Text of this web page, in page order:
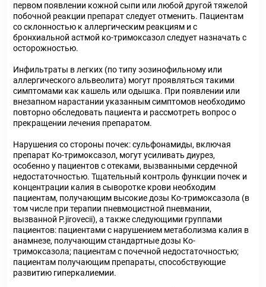
первом появлении кожной сыпи или любой другой тяжелой
побочной реакции препарат следует отменить. Пациентам
со склонностью к аллергическим реакциям и с
бронхиальной астмой ко-тримоксазол следует назначать с
осторожностью.
Инфильтраты в легких (по типу эозинофильному или
аллергического альвеолита) могут проявляться такими
симптомами как кашель или одышка. При появлении или
внезапном нарастании указанным симптомов необходимо
повторно обследовать пациента и рассмотреть вопрос о
прекращении лечения препаратом.
Нарушения со стороны почек: сульфонамиды, включая
препарат Ко-тримоксазол, могут усиливать диурез,
особенно у пациентов с отеками, вызванными сердечной
недостаточностью. Тщательный контроль функции почек и
концентрации калия в сыворотке крови необходим
пациентам, получающим высокие дозы Ко-тримоксазола (в
том числе при терапии пневмоцистной пневмании,
вызванной P.jirovecii), а также следующими группами
пациентов: пациентами с нарушением метаболизма калия в
анамнезе, получающим стандартные дозы Ко-
тримоксазола; пациентам с почечной недостаточностью;
пациентам получающим препараты, способствующие
развитию гиперкалиемии.